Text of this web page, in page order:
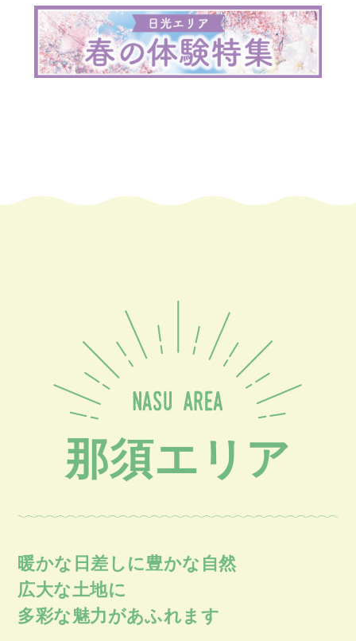
那須エリア
暖かな日差しに豊かな自然
広大な土地に
多彩な魅力があふれます